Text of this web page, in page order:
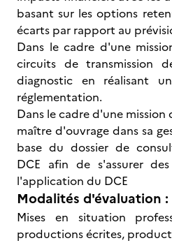
basant sur les options
écarts par rapport au
Dans le cadre d'une
circuits de transmission
diagnostic en réalisant
réglementation.
Dans le cadre d'une
maître d'ouvrage dans sa
base du dossier de
DCE afin de s'assurer
l'application du DCE
Modalités d'évaluation :
Mises en situation
productions écrites,